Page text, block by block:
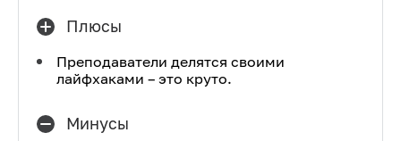
Плюсы
Преподаватели делятся своими
лайфхаками – это круто.
Минусы